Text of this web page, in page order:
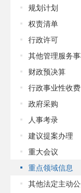
规划计划
权责清单
行政许可
其他管理服务
财政预决算
行政事业性收费
政府采购
人事考录
建议提案办理
重大会议
重点领域信息
其他法定主动